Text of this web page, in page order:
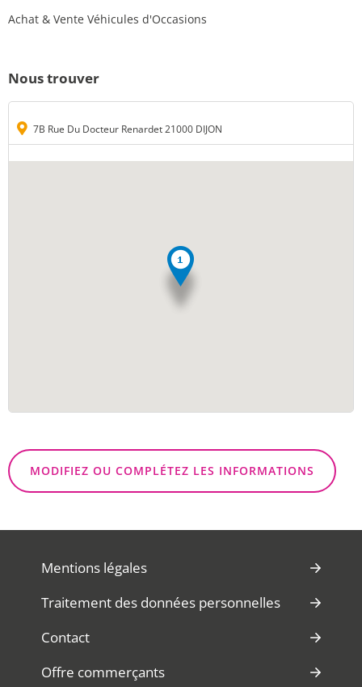
Achat & Vente Véhicules d'Occasions
Nous trouver
7B Rue Du Docteur Renardet 21000 DIJON
MODIFIEZ OU COMPLÉTEZ LES INFORMATIONS
Mentions légales
Traitement des données personnelles
Contact
Offre commerçants